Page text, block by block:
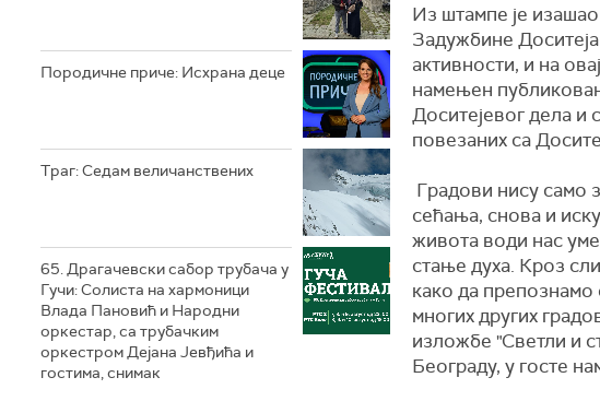
Породичне приче: Исхрана деце
Траг: Седам величанствених
65. Драгачевски сабор трубача у
Гучи: Солиста на хармоници
Влада Пановић и Народни
оркестар, са трубачким
оркестром Дејана Јевђића и
гостима, снимак
Из штампе је
Задужбине
активности, и на
намењен
Доситејевог дела и
повезаних са
Градови нису само
сећања, снова и
живота води нас
стање духа. Кроз
како да
многих других
изложбе "Светли и
Београду, у госте